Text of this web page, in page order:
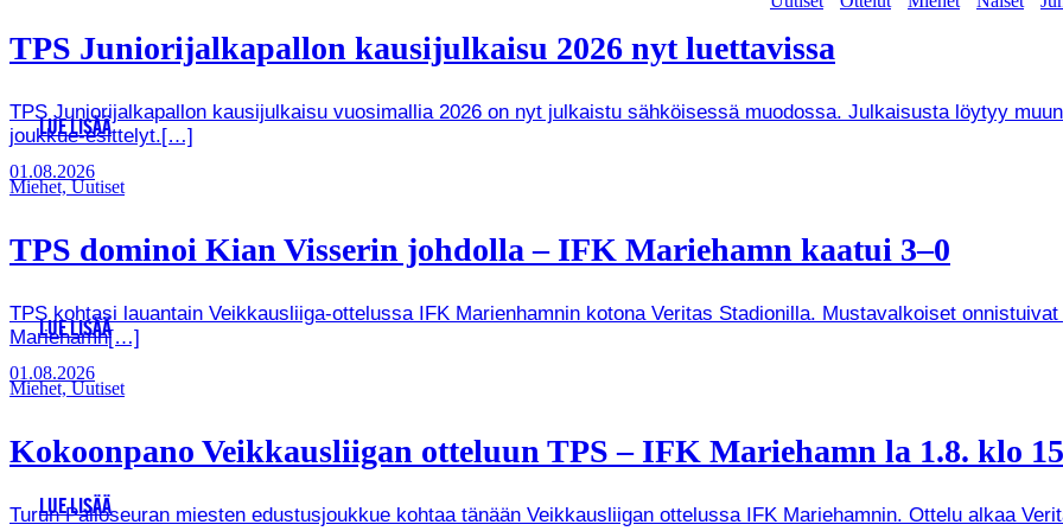
TPS Juniorijalkapallon kausijulkaisu 2026 nyt luettavissa
TPS Juniorijalkapallon kausijulkaisu vuosimallia 2026 on nyt julkaistu sähköisessä muodossa. Julkaisusta löytyy
joukkue-esittelyt.[…]
LUE LISÄÄ
01.08.2026
Miehet, Uutiset
TPS dominoi Kian Visserin johdolla – IFK Mariehamn kaatui 3–0
TPS kohtasi lauantain Veikkausliiga-ottelussa IFK Marienhamnin kotona Veritas Stadionilla. Mustavalkoiset
Mariehamn[…]
LUE LISÄÄ
01.08.2026
Miehet, Uutiset
Kokoonpano Veikkausliigan otteluun TPS – IFK Mariehamn la 1.8. klo
Turun Palloseuran miesten edustusjoukkue kohtaa tänään Veikkausliigan ottelussa IFK Mariehamnin. Ottelu alkaa
LUE LISÄÄ